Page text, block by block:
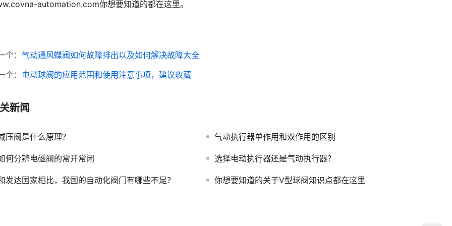
automation.com你想要知道的都在这里。
个： 气动通风蝶阀如何故障排出以及如何解决故障大全
个： 电动球阀的应用范围和使用注意事项，建议收藏
新闻
压阀是什么原理？ 气动执行器单作用和双作用的区别
何分辨电磁阀的常开常闭 选择电动执行器还是气动执行器？
发达国家相比，我国的自动化阀门有哪些不足？ 你想要知道的关于V型球阀知识点都在这里